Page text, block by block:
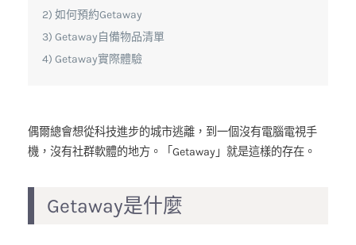
如何預約Getaway
Getaway自備物品清單
Getaway實際體驗
偶爾總會想從科技進步的城市逃離，到一個沒有電腦電視手
機，沒有社群軟體的地方。「Getaway」就是這樣的存在。
Getaway是什麼